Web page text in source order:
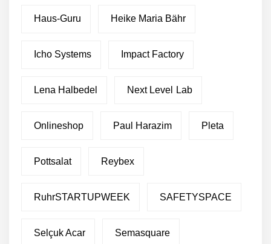
Haus-Guru Heike Maria Bähr
Icho Systems Impact Factory
Lena Halbedel Next Level Lab
Onlineshop Paul Harazim Pleta
Pottsalat Reybex
RuhrSTARTUPWEEK SAFETYSPACE
Selçuk Acar Semasquare